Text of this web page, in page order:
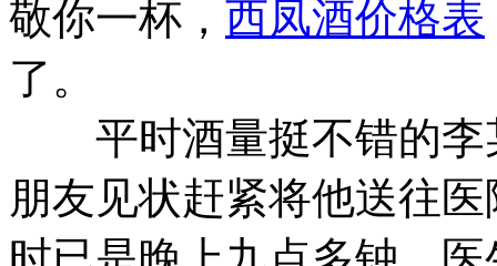
敬你一杯， 西凤酒价格表
了。
平时酒量挺不错的李
朋友见状赶紧将他送往